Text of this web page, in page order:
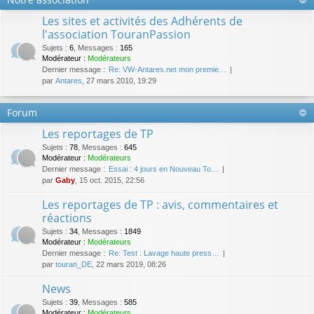
Les sites et activités des Adhérents de
l'association TouranPassion
Sujets : 6 Messages : 165
Modérateur : Modérateurs
Dernier message : Re: VW-Antares.net mon premie…
par Antares , 27 mars 2010, 19:29
Forum
Les reportages de TP
Sujets : 78 Messages : 645
Modérateur : Modérateurs
Dernier message : Essai : 4 jours en Nouveau To…
par Gaby , 15 oct. 2015, 22:56
Les reportages de TP : avis, commentaires et
réactions
Sujets : 34 Messages : 1849
Modérateur : Modérateurs
Dernier message : Re: Test : Lavage haute press…
par touran_DE , 22 mars 2019, 08:26
News
Sujets : 39 Messages : 585